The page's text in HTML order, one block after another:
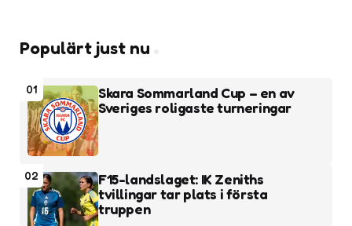
Populärt just nu
01
Skara Sommarland Cup – en av
Sveriges roligaste turneringar
02
F15-landslaget: IK Zeniths
tvillingar tar plats i första
truppen